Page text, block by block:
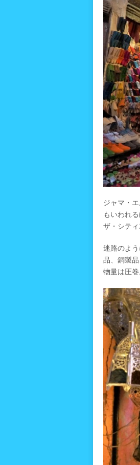
ジャマ・
もいわれ
ザ・シテ
迷路のよ
品、銅製
物量は圧巻